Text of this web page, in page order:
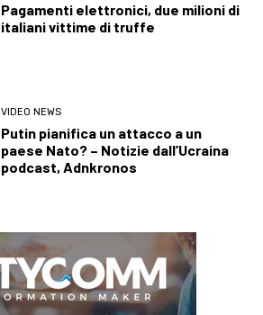
Pagamenti elettronici, due milioni di
italiani vittime di truffe
VIDEO NEWS
Putin pianifica un attacco a un
paese Nato? – Notizie dall’Ucraina
podcast, Adnkronos